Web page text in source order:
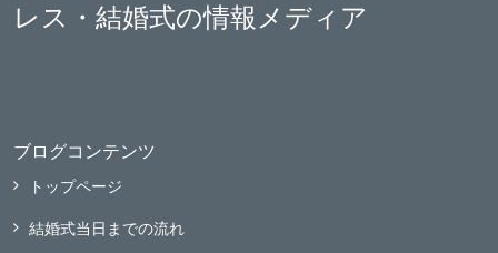
レス・結婚式の情報メディア
ブログコンテンツ
トップページ
結婚式当日までの流れ